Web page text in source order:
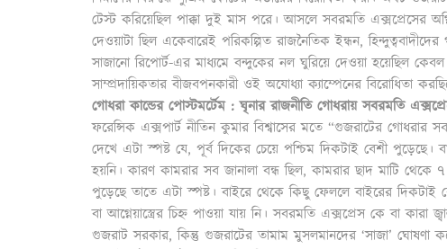
টেস্ট করিয়েছিল পাক্কা দুই মাস পরে। আসলে সবরমতি এক্সপ্রেসের
দেওয়াটা ছিল একেবারেই পরিকল্পিত রাজনৈতিক ইন্ধন,
সাজানো রিপোর্ট-এর মাধ্যমে বন্দুকের নল ঘুরিয়ে দেওয়া হয়েছিল
সাম্প্রদায়িকতার বীজবপনকারী ওই অযোধ্যা ক্যাম্পেনের বিরোধিতা
গোধরা কান্ডের পোস্টমর্টেম : ঘৃনার রাজনীতি গোধরায় সবরমতি
ফরেন্সিক এক্সপার্ট নীতিন কুমার বিশ্বাসের মতে “গুজরাটের
দেখে এটা স্পষ্ট যে, পূর্ব দিকের চেয়ে পশ্চিম দিকটাই বেশী
হয়নি। কারণ কামরার সব জানালা বন্ধ ছিল, কামরার ছাদ মাটি
পুড়েছে তাতে এটা স্পষ্ট। বাইরে থেকে কিছু ফেললে বাইরের
বা আগ্নেয়াস্ত্রের চিহ্ন পাওয়া যায় নি। সবরমতি এক্সপ্রেস কে বা
গুজরাট সরকার, কিন্তু গুজরাটের তামাম মুসলমানদের ‘সাজা’ ঘোষণা